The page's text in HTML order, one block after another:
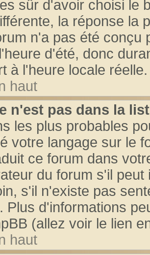
sûr d'avoir choisi le
la réponse la
n'a pas été conçu
d'été, donc
à l'heure locale réelle.
haut
n'est pas dans la
les plus probables
votre langage sur le
ce forum dans
du forum s'il
s'il n'existe pas
Plus d'informations
(allez voir le lien
haut